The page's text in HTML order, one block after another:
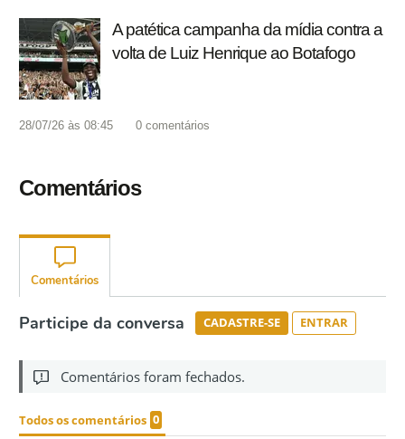
A patética campanha da mídia contra a
volta de Luiz Henrique ao Botafogo
28/07/26 às 08:45 0 comentários
Comentários